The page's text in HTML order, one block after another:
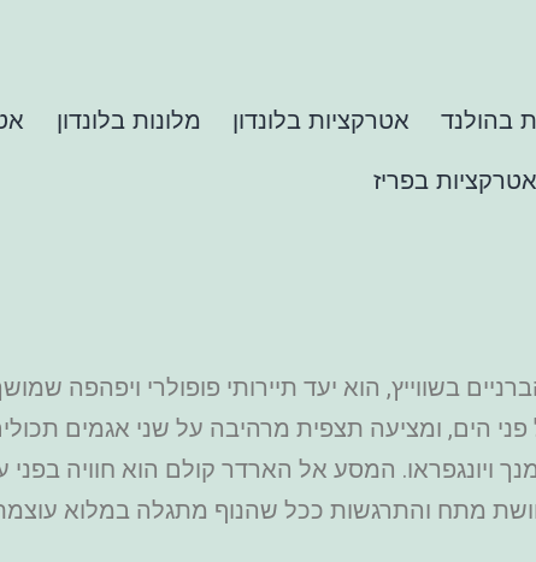
בהולנד אטרקציות בלונדון מלונות בלונדון
אטרקציות בפריז
בשווייץ, הוא יעד תיירותי פופולרי ויפהפה
כ-1,322 מטרים מעל פני הים, ומציעה תצפית מרהיבה על שני
ויונגפראו. המסע אל הארדר קולם הוא חוויה
מתח והתרגשות ככל שהנוף מתגלה במלוא